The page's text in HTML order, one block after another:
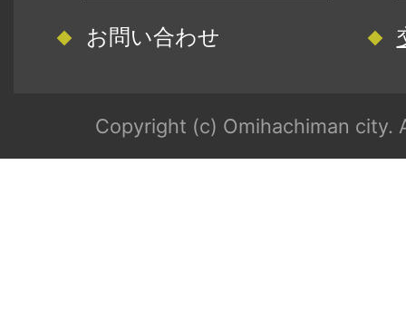
お問い合わせ
Copyright (c) Omihachiman city.